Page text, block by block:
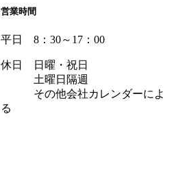
営業時間
平日 8：30～17：00
休日 日曜・祝日
土曜日隔週
その他会社カレンダーによ
る